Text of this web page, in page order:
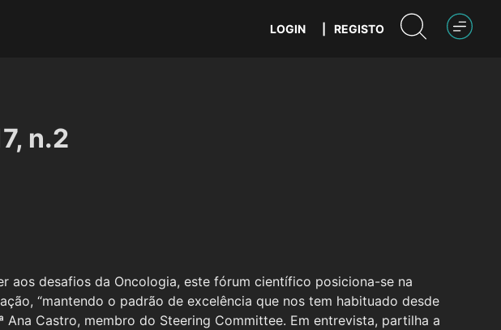
LOGIN REGISTO
n.2
aos desafios da Oncologia, este fórum científico posiciona-se na
“mantendo o padrão de excelência que nos tem habituado desde
Ana Castro, membro do Steering Committee. Em entrevista, partilha a